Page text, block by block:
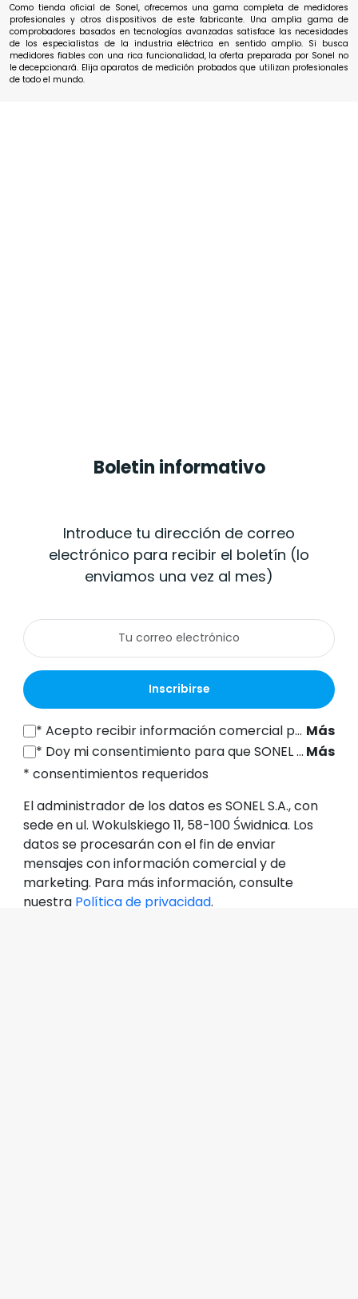
Como tienda oficial de Sonel, ofrecemos una gama completa de medidores
profesionales y otros dispositivos de este fabricante. Una amplia gama de
comprobadores basados en tecnologías avanzadas satisface las necesidades
de los especialistas de la industria eléctrica en sentido amplio. Si busca
medidores fiables con una rica funcionalidad, la oferta preparada por Sonel no
le decepcionará. Elija aparatos de medición probados que utilizan profesionales
de todo el mundo.
Boletin informativo
Introduce tu dirección de correo
electrónico para recibir el boletín (lo
enviamos una vez al mes)
Inscribirse
*Acepto recibir información comercial por vía electrónica (a la dirección de correo electrónico indicada) de SONEL S.A., con sede en ul. Wokulskiego 11, 58-100 Świdnica, con fines de marketing, de conformidad con el artículo 398 de la Ley de 12 de julio de 2024 sobre el Derecho de las Comunicaciones Electrónicas.
Más
* Doy mi consentimiento para que SONEL S.A., con sede en ul. Wokulskiego 11, 58-100 Świdnica, procese mis datos personales (dirección de correo electrónico) con el fin de enviarme un boletín informativo con información comercial y de marketing, de conformidad con el artículo 6, apartado 1, letra a), del Reglamento General de Protección de Datos (RGPD). Más
* consentimientos requeridos
El administrador de los datos es SONEL S.A., con
sede en ul. Wokulskiego 11, 58-100 Świdnica. Los
datos se procesarán con el fin de enviar
mensajes con información comercial y de
marketing. Para más información, consulte
nuestra Política de privacidad.